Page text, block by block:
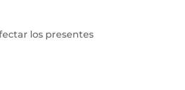
los presentes